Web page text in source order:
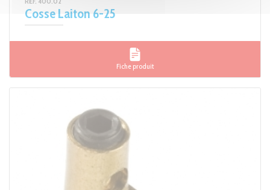
Cosse Laiton 6-25
Fiche produit